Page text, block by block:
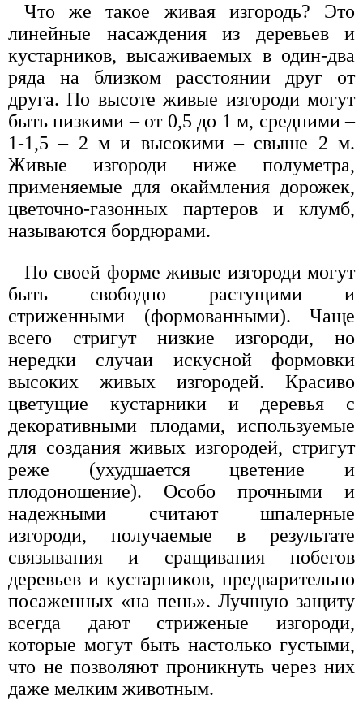
Что же такое живая изгородь? Это
линейные насаждения из деревьев и
кустарников, высаживаемых в один-два
ряда на близком расстоянии друг от
друга. По высоте живые изгороди могут
быть низкими – от 0,5 до 1 м, средними –
1-1,5 – 2 м и высокими – свыше 2 м.
Живые изгороди ниже полуметра,
применяемые для окаймления дорожек,
цветочно-газонных партеров и клумб,
называются бордюрами.
По своей форме живые изгороди могут
быть свободно растущими и
стриженными (формованными). Чаще
всего стригут низкие изгороди, но
нередки случаи искусной формовки
высоких живых изгородей. Красиво
цветущие кустарники и деревья с
декоративными плодами, используемые
для создания живых изгородей, стригут
реже (ухудшается цветение и
плодоношение). Особо прочными и
надежными считают шпалерные
изгороди, получаемые в результате
связывания и сращивания побегов
деревьев и кустарников, предварительно
посаженных «на пень». Лучшую защиту
всегда дают стриженые изгороди,
которые могут быть настолько густыми,
что не позволяют проникнуть через них
даже мелким животным.